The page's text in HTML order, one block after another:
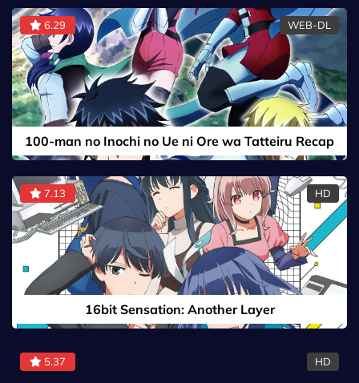
6.29 WEB-DL
100-man no Inochi no Ue ni Ore wa Tatteiru Recap
7.13 HD
16bit Sensation: Another Layer
5.37 HD